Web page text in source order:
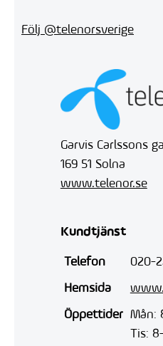
Följ @telenorsverige
Garvis Carlssons
169 51 Solna
www.telenor.se
Kundtjänst
Telefon
020-
Hemsida
Öppettider Mån:
Tis: